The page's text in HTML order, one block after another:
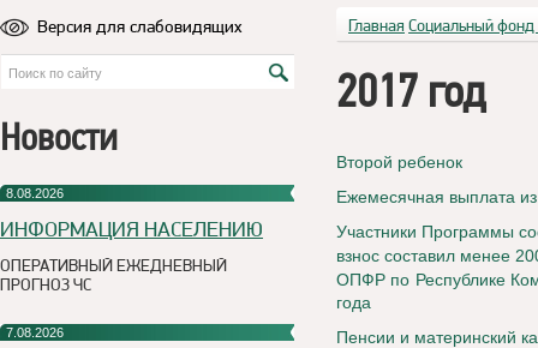
Версия для слабовидящих
Новости
8.08.2026
ИНФОРМАЦИЯ НАСЕЛЕНИЮ
ОПЕРАТИВНЫЙ ЕЖЕДНЕВНЫЙ
ПРОГНОЗ ЧС
7.08.2026
Главная Социальный фонд
2017 год
Второй ребенок
Ежемесячная выплата
Участники Программы
взнос составил менее
ОПФР по Республике
года
Пенсии и материнский